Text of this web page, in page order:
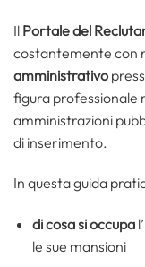
Il Portale del
costantemente con
amministrativo
figura professionale
amministrazioni
di inserimento.
In questa guida
di cosa si occupa
le sue mansioni